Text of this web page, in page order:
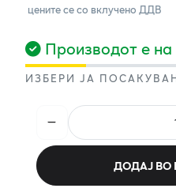
цените се со вклучено ДДВ
Производот е на
ИЗБЕРИ ЈА
ДОДАЈ